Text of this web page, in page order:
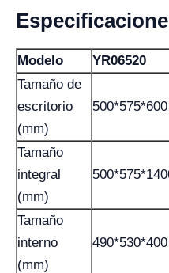
Modelo YR06520
Tamaño de
escritorio
(mm)
500*575*600
Tamaño
integral
(mm)
Tamaño
interno
(mm)
490*530*400